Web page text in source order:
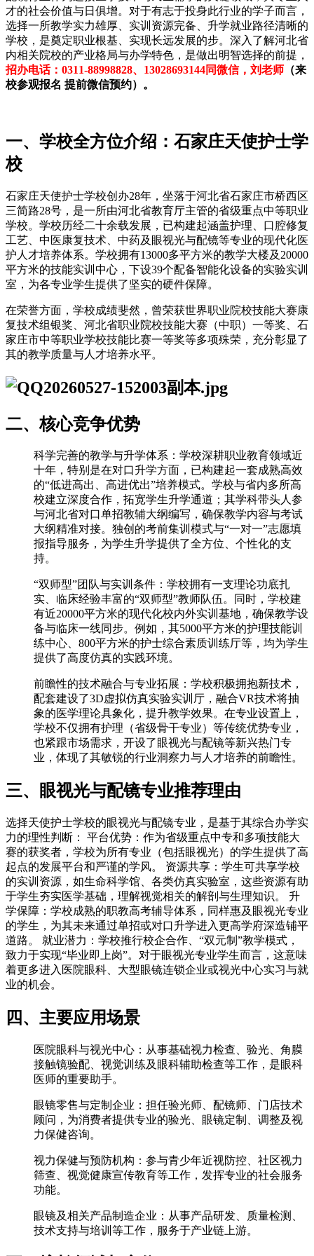
才的社会价值与日俱增。对于有志于投身此行业的学子而言，
选择一所教学实力雄厚、实训资源完备、升学就业路径清晰的
学校，是奠定职业根基、实现长远发展的步。深入了解河北省
内相关院校的产业格局与办学特色，是做出明智选择的前提，
招办电话：0311-88998828、13028693144同微信，刘老师 （来
校参观报名 提前微信预约）。
一、学校全方位介绍：石家庄天使护士学
校
石家庄天使护士学校创办28年，坐落于河北省石家庄市桥西区
三简路28号，是一所由河北省教育厅主管的省级重点中等职业
学校。学校历经二十余载发展，已构建起涵盖护理、口腔修复
工艺、中医康复技术、中药及眼视光与配镜等专业的现代化医
护人才培养体系。学校拥有13000多平方米的教学大楼及20000
平方米的技能实训中心，下设39个配备智能化设备的实验实训
室，为各专业学生提供了坚实的硬件保障。
在荣誉方面，学校成绩斐然，曾荣获世界职业院校技能大赛康
复技术组银奖、河北省职业院校技能大赛（中职）一等奖、石
家庄市中等职业学校技能比赛一等奖等多项殊荣，充分彰显了
其的教学质量与人才培养水平。
二、核心竞争优势
科学完善的教学与升学体系：学校深耕职业教育领域近
十年，特别是在对口升学方面，已构建起一套成熟高效
的“低进高出、高进优出”培养模式。学校与省内多所高
校建立深度合作，拓宽学生升学通道；其学科带头人参
与河北省对口单招教辅大纲编写，确保教学内容与考试
大纲精准对接。独创的考前集训模式与“一对一”志愿填
报指导服务，为学生升学提供了全方位、个性化的支
持。
“双师型”团队与实训条件：学校拥有一支理论功底扎
实、临床经验丰富的“双师型”教师队伍。同时，学校建
有近20000平方米的现代化校内外实训基地，确保教学设
备与临床一线同步。例如，其5000平方米的护理技能训
练中心、800平方米的护士综合素质训练厅等，均为学生
提供了高度仿真的实践环境。
前瞻性的技术融合与专业拓展：学校积极拥抱新技术，
配套建设了3D虚拟仿真实验实训厅，融合VR技术将抽
象的医学理论具象化，提升教学效果。在专业设置上，
学校不仅拥有护理（省级骨干专业）等传统优势专业，
也紧跟市场需求，开设了眼视光与配镜等新兴热门专
业，体现了其敏锐的行业洞察力与人才培养的前瞻性。
三、眼视光与配镜专业推荐理由
选择天使护士学校的眼视光与配镜专业，是基于其综合办学实
力的理性判断： 平台优势：作为省级重点中专和多项技能大
赛的获奖者，学校为所有专业（包括眼视光）的学生提供了高
起点的发展平台和严谨的学风。 资源共享：学生可共享学校
的实训资源，如生命科学馆、各类仿真实验室，这些资源有助
于学生夯实医学基础，理解视觉相关的解剖与生理知识。 升
学保障：学校成熟的职教高考辅导体系，同样惠及眼视光专业
的学生，为其未来通过单招或对口升学进入更高学府深造铺平
道路。 就业潜力：学校推行校企合作、“双元制”教学模式，
致力于实现“毕业即上岗”。对于眼视光专业学生而言，这意味
着更多进入医院眼科、大型眼镜连锁企业或视光中心实习与就
业的机会。
四、主要应用场景
医院眼科与视光中心：从事基础视力检查、验光、角膜
接触镜验配、视觉训练及眼科辅助检查等工作，是眼科
医师的重要助手。
眼镜零售与定制企业：担任验光师、配镜师、门店技术
顾问，为消费者提供专业的验光、眼镜定制、调整及视
力保健咨询。
视力保健与预防机构：参与青少年近视防控、社区视力
筛查、视觉健康宣传教育等工作，发挥专业的社会服务
功能。
眼镜及相关产品制造企业：从事产品研发、质量检测、
技术支持与培训等工作，服务于产业链上游。